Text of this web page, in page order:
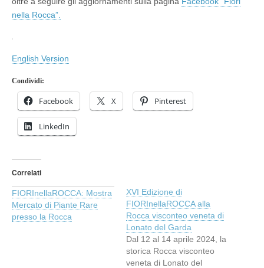
nella Rocca”.
English Version
Condividi:
Facebook X Pinterest
LinkedIn
Correlati
FIORInellaROCCA: Mostra
Mercato di Piante Rare
presso la Rocca
XVI Edizione di
FIORInellaROCCA alla
Rocca visconteo veneta di
Lonato del Garda
Dal 12 al 14 aprile 2024, la
storica Rocca visconteo
veneta di Lonato del